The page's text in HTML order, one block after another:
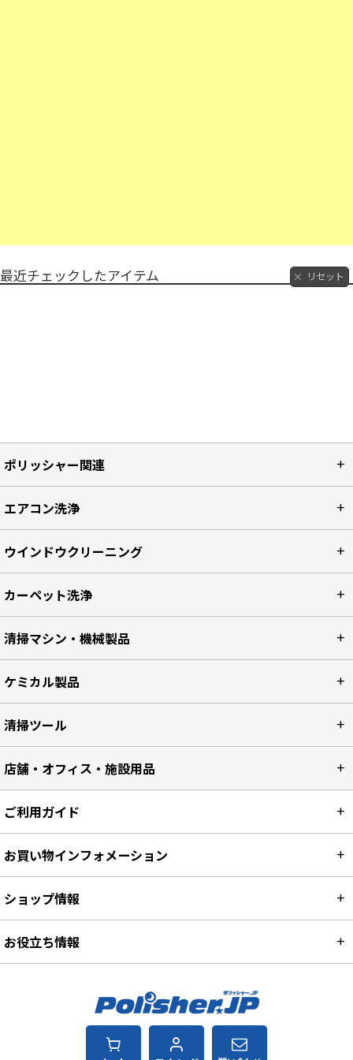
最近チェックしたアイテム リセット
ポリッシャー関連
エアコン洗浄
ウインドウクリーニング
カーペット洗浄
清掃マシン・機械製品
ケミカル製品
清掃ツール
店舗・オフィス・施設用品
ご利用ガイド
お買い物インフォメーション
ショップ情報
お役立ち情報